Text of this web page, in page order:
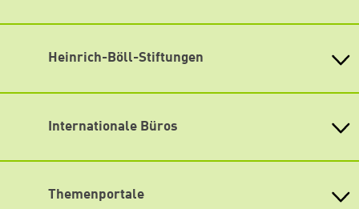
Empfang und Auskunft
info@boell.de
Montag bis Freitag
Lageplan
Heinrich-Böll-Stiftungen
Heinrich-Böll-Stiftungen in den
Baden-Württemberg
Internationale Büros
Büro Neu-Delhi - Indien
Themenportale